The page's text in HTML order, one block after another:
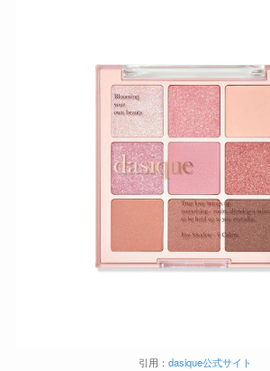
引用： dasique公式サイト